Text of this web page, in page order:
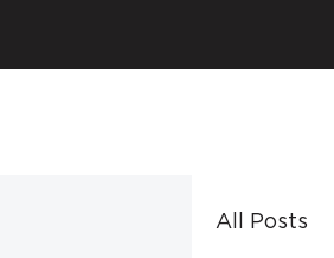
All Posts